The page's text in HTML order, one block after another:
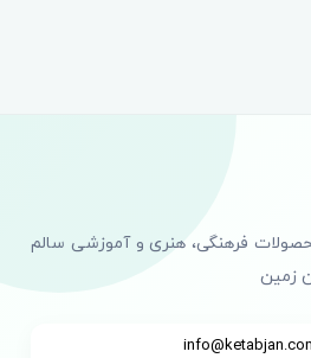
فرهنگی، هنری و آموزشی سالم
زمین